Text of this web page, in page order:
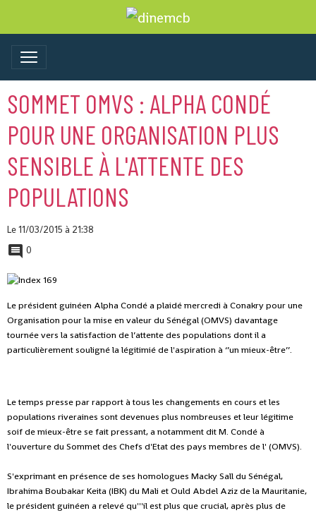
SOMMET OMVS : ALPHA CONDÉ
POUR UNE ORGANISATION PLUS
SENSIBLE À L'ATTENTE DES
POPULATIONS
Le 11/03/2015 à 21:38
0
Le président guinéen Alpha Condé a plaidé mercredi à Conakry pour une
Organisation pour la mise en valeur du Sénégal (OMVS) davantage
tournée vers la satisfaction de l’attente des populations dont il a
particulièrement souligné la légitimié de l'aspiration à ‘’un mieux-être’’.
Le temps presse par rapport à tous les changements en cours et les
populations riveraines sont devenues plus nombreuses et leur légitime
soif de mieux-être se fait pressant, a notamment dit M. Condé à
l'ouverture du Sommet des Chefs d'Etat des pays membres de l' (OMVS).
S'exprimant en présence de ses homologues Macky Sall du Sénégal,
Ibrahima Boubakar Keita (IBK) du Mali et Ould Abdel Aziz de la Mauritanie,
le président guinéen a relevé qu'''il est plus que crucial, après plus de